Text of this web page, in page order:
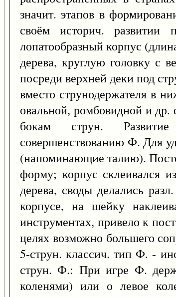
значит. этапов в
своём историч. развитии
лопатообразный корпус
дерева, круглую головку с
посреди верхней деки под
вместо струнодержателя в
овальной, ромбовидной и
бокам струн. Развитие
совершенствованию Ф. Для
(напоминающие талию).
форму; корпус склеивался
дерева, своды делались
корпусе, на шейку
инструментах, привело к
целях возможно большего
5-струн. классич. тип Ф. -
струн. Ф.: При игре Ф.
коленями) или о левое